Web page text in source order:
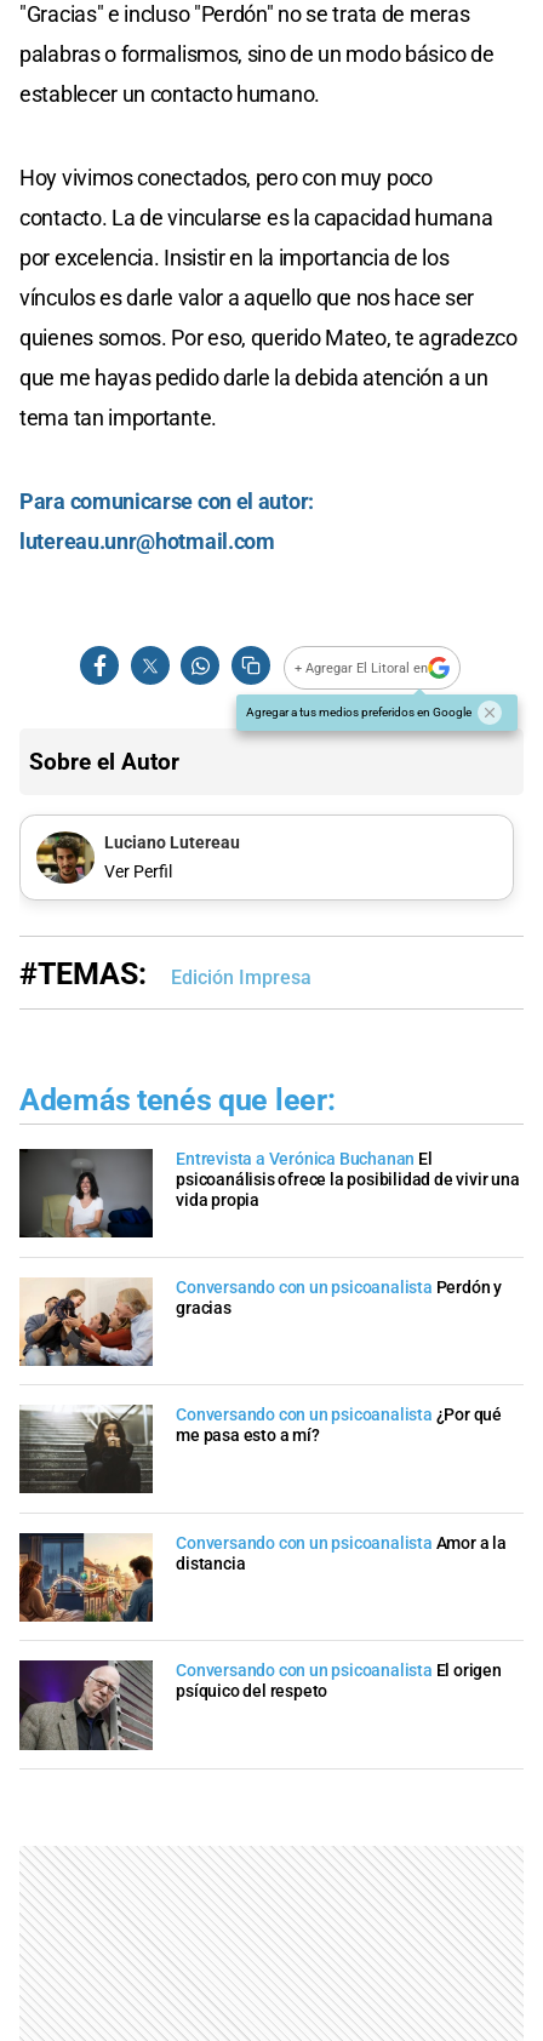
"Gracias" e incluso "Perdón" no se trata de meras
palabras o formalismos, sino de un modo básico de
establecer un contacto humano.
Hoy vivimos conectados, pero con muy poco
contacto. La de vincularse es la capacidad humana
por excelencia. Insistir en la importancia de los
vínculos es darle valor a aquello que nos hace ser
quienes somos. Por eso, querido Mateo, te agradezco
que me hayas pedido darle la debida atención a un
tema tan importante.
Para comunicarse con el autor:
lutereau.unr@hotmail.com
+ Agregar El Litoral en
Agregar a tus medios preferidos en Google
Sobre el Autor
Luciano Lutereau
Ver Perfil
#TEMAS: Edición Impresa
Además tenés que leer:
Entrevista a Verónica Buchanan El
psicoanálisis ofrece la posibilidad de vivir una
vida propia
Conversando con un psicoanalista Perdón y
gracias
Conversando con un psicoanalista ¿Por qué
me pasa esto a mí?
Conversando con un psicoanalista Amor a la
distancia
Conversando con un psicoanalista El origen
psíquico del respeto